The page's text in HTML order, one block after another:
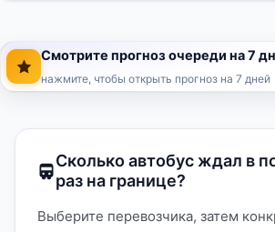
Смотрите прогноз очереди на 7
нажмите, чтобы открыть прогноз на 7 дней
Сколько автобус ждал в
раз на границе?
Выберите перевозчика, затем